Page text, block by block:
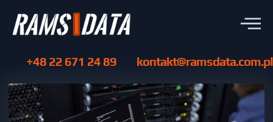
+48 22 671 24 89 kontakt@ramsdata.com.pl